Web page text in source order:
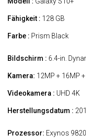
Fähigkeit : 128 GB
Farbe : Prism Black
Bildschirm : 6.4-in.
Kamera: 12MP + 16MP
Videokamera : UHD 4K
Herstellungsdatum :
Prozessor: Exynos 9820